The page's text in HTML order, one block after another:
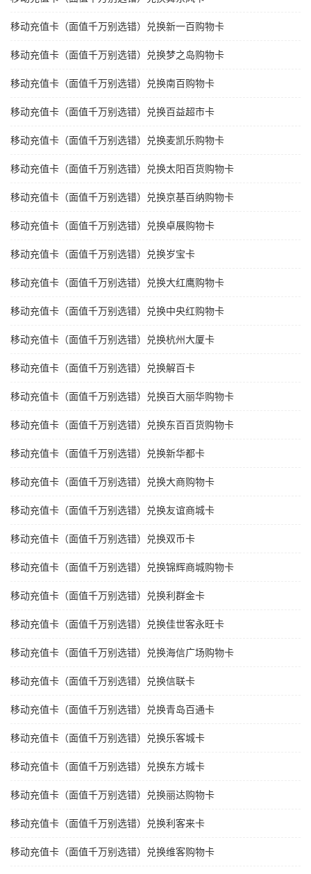
移动充值卡（面值千万别选错）兑换新一百购物卡
移动充值卡（面值千万别选错）兑换梦之岛购物卡
移动充值卡（面值千万别选错）兑换南百购物卡
移动充值卡（面值千万别选错）兑换百益超市卡
移动充值卡（面值千万别选错）兑换麦凯乐购物卡
移动充值卡（面值千万别选错）兑换太阳百货购物卡
移动充值卡（面值千万别选错）兑换京基百纳购物卡
移动充值卡（面值千万别选错）兑换卓展购物卡
移动充值卡（面值千万别选错）兑换岁宝卡
移动充值卡（面值千万别选错）兑换大红鹰购物卡
移动充值卡（面值千万别选错）兑换中央红购物卡
移动充值卡（面值千万别选错）兑换杭州大厦卡
移动充值卡（面值千万别选错）兑换解百卡
移动充值卡（面值千万别选错）兑换百大丽华购物卡
移动充值卡（面值千万别选错）兑换东百百货购物卡
移动充值卡（面值千万别选错）兑换新华都卡
移动充值卡（面值千万别选错）兑换大商购物卡
移动充值卡（面值千万别选错）兑换友谊商城卡
移动充值卡（面值千万别选错）兑换双币卡
移动充值卡（面值千万别选错）兑换锦辉商城购物卡
移动充值卡（面值千万别选错）兑换利群金卡
移动充值卡（面值千万别选错）兑换佳世客永旺卡
移动充值卡（面值千万别选错）兑换海信广场购物卡
移动充值卡（面值千万别选错）兑换信联卡
移动充值卡（面值千万别选错）兑换青岛百通卡
移动充值卡（面值千万别选错）兑换乐客城卡
移动充值卡（面值千万别选错）兑换东方城卡
移动充值卡（面值千万别选错）兑换丽达购物卡
移动充值卡（面值千万别选错）兑换利客来卡
移动充值卡（面值千万别选错）兑换维客购物卡